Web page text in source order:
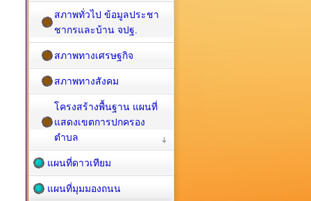
สภาพทั่วไป ข้อมูลประชา
ชากรและบ้าน จปฐ.
สภาพทางเศรษฐกิจ
สภาพทางสังคม
โครงสร้างพื้นฐาน แผนที่
แสดงเขตการปกครอง
ตำบล
แผนที่ดาวเทียม
แผนที่มุมมองถนน